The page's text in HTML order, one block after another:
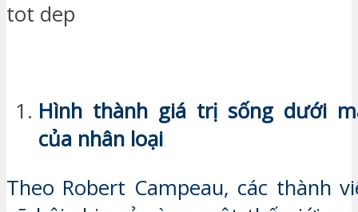
Hình thành giá trị sống dưới
của nhân loại
Theo Robert Campeau, các thành